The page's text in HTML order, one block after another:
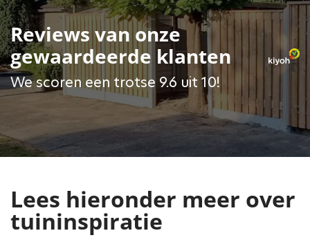
Reviews van onze
gewaardeerde klanten
We scoren een trotse 9.6 uit 10!
Lees hieronder meer over
tuininspiratie